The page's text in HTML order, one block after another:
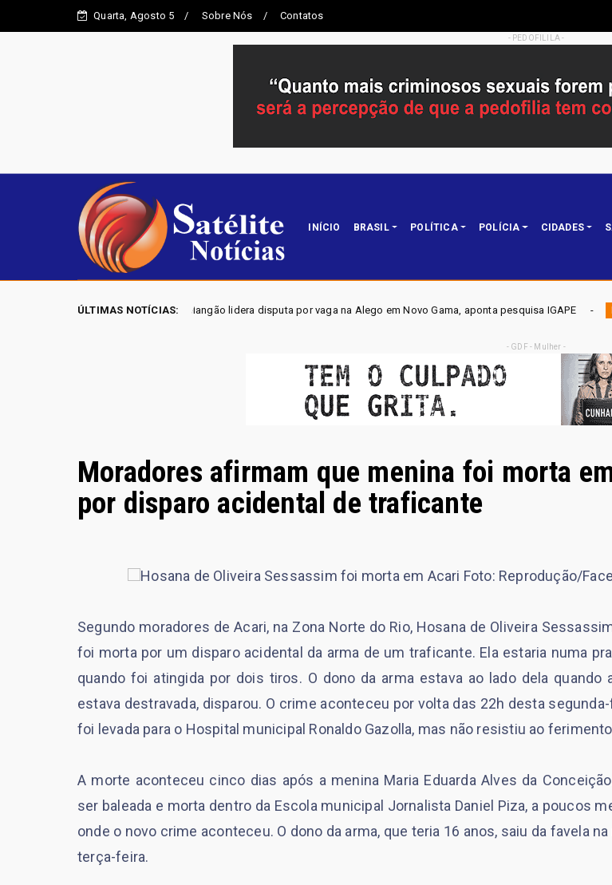
Quarta, Agosto 5 Sobre Nós Contatos
- PEDOFILILA -
INÍCIO BRASIL POLÍTICA POLÍCIA CIDADES
ÚLTIMAS NOTÍCIAS:
- Joscilene Mangão lidera disputa por vaga na Alego em Novo Gama, aponta pesquisa IGAPE Política ELEIÇÕES
- GDF - Mulher -
Moradores afirmam que menina foi morta
por disparo acidental de traficante
Hosana de Oliveira Sessassim foi morta em Acari Foto: Reprodução/
Segundo moradores de Acari, na Zona Norte do Rio, Hosana de Oliveira
foi morta por um disparo acidental da arma de um traficante. Ela estaria numa
quando foi atingida por dois tiros. O dono da arma estava ao lado dela quando
estava destravada, disparou. O crime aconteceu por volta das 22h desta
foi levada para o Hospital municipal Ronaldo Gazolla, mas não resistiu ao
A morte aconteceu cinco dias após a menina Maria Eduarda Alves da
ser baleada e morta dentro da Escola municipal Jornalista Daniel Piza, a poucos
onde o novo crime aconteceu. O dono da arma, que teria 16 anos, saiu da favela
terça-feira.